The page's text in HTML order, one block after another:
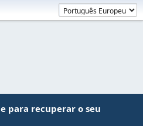
para recuperar o seu